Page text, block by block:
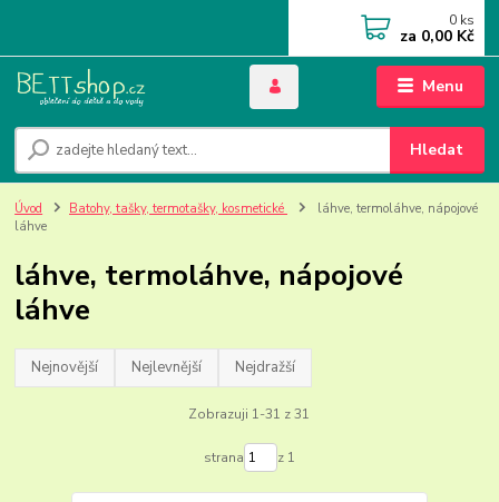
Menu
Hledat
0 ks
za 0,00 Kč
Úvod Batohy, tašky, termotašky, kosmetické
láhve, termoláhve, nápojové
láhve
láhve, termoláhve, nápojové
láhve
Nejnovější Nejlevnější Nejdražší
Zobrazuji 1-31 z 31
strana z 1